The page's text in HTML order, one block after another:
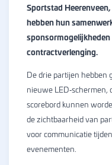
Sportstad
hebben hun
sponsormogelijkheden
contractverlenging.
De drie partijen hebben
nieuwe
scorebord kunnen
de zichtbaarheid van
voor communicatie
evenementen.